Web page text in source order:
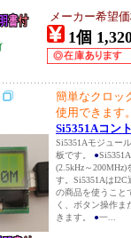
メーカー希望
1個
簡単なクロッ
使用できます
Si5351Aコン
Si5351Aモジュー
板です。 ●
(2.5kHz～
す。Si5351Aは
の商品を使うこと
く、ボタン操作ま
きます。 ●一...